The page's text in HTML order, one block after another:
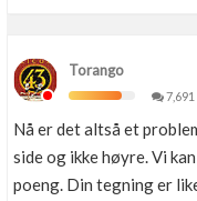
Torango
7,691
Nå er det altså et
side og ikke høyre. Vi
poeng. Din tegning er